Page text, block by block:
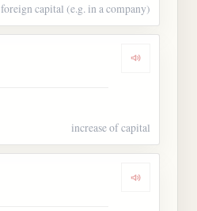
foreign capital (e.g. in a company)
Dengarkan
increase of capital
Dengarkan